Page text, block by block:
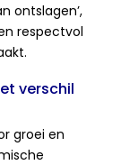
ontslagen’,
respectvol
verschil
groei en